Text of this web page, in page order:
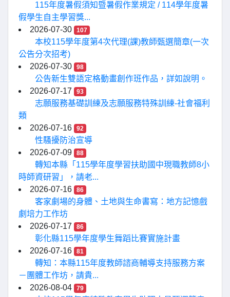
115年度暑假須知暨暑假作業規定 / 114學年度暑
假學生自主學習獎...
2026-07-30
107
本校115學年度第4次代理(課)教師甄選簡章(一次
公告分次招考)
2026-07-30
98
公告新生雙語定格動畫創作班作品，詳如說明。
2026-07-17
93
志願服務基礎訓練及志願服務特殊訓練-社會福利
類
2026-07-16
92
性騷擾防治宣導
2026-07-09
88
轉知本縣「115學年度學習扶助國中現職教師8小
時師資研習」，請老...
2026-07-16
86
客家劇場的身體、土地與生命書寫：地方記憶戲
劇培力工作坊
2026-07-17
86
彰化縣115學年度學生舞蹈比賽實施計畫
2026-07-16
81
轉知：本縣115年度教師諮商輔導支持服務方案
－團體工作坊，請貴...
2026-08-04
79